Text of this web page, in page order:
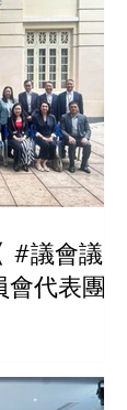
#議會議
會代表團